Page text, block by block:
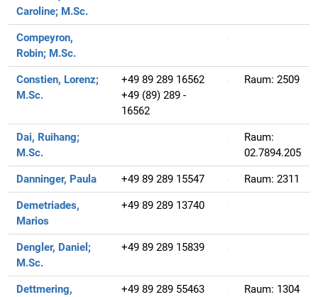
Caroline; M.Sc.
Compeyron,
Robin; M.Sc.
Constien, Lorenz;
M.Sc.
+49 89 289 16562
+49 (89) 289 -
16562
Raum: 2509
Dai, Ruihang;
M.Sc.
Raum:
02.7894.205
Danninger, Paula +49 89 289 15547 Raum: 2311
Demetriades,
Marios
+49 89 289 13740
Dengler, Daniel;
M.Sc.
+49 89 289 15839
Dettmering,
+49 89 289 55463 Raum: 1304